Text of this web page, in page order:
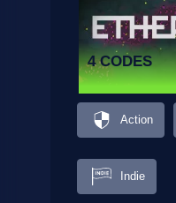
4 CODES
Action
Indie